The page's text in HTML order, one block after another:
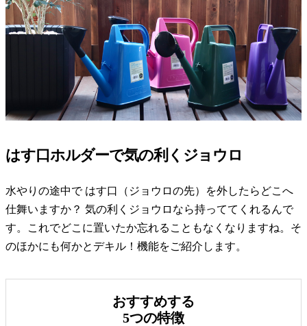
はす口ホルダーで気の利くジョウロ
水やりの途中で はす口（ジョウロの先）を外したらどこへ
仕舞いますか？ 気の利くジョウロなら持っててくれるんで
す。これでどこに置いたか忘れることもなくなりますね。そ
のほかにも何かとデキル！機能をご紹介します。
おすすめする
5つの特徴